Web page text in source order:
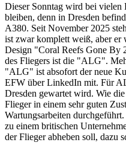
Dieser Sonntag wird bei vielen
bleiben, denn in Dresden
A380. Seit November 2025
ist zwar komplett weiß, aber er
Design "Coral Reefs Gone By
des Fliegers ist die "ALG".
"ALG" ist absofort der neue
EFW über LinkedIn mit. Für
Dresden gewartet wird. Wie
Flieger in einem sehr guten
Wartungsarbeiten
zu einem britischen
der Flieger abheben soll, dazu